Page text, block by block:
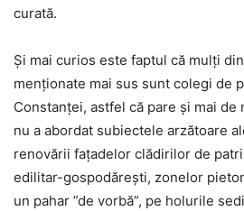
curată.
Și mai curios este faptul că mulți
menționate mai sus sunt colegi de
Constanței, astfel că pare și mai de
nu a abordat subiectele arzătoare
renovării fațadelor clădirilor de
edilitar-gospodărești, zonelor
un pahar ”de vorbă”, pe holurile